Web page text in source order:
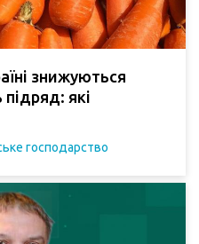
знижуються
які
господарство